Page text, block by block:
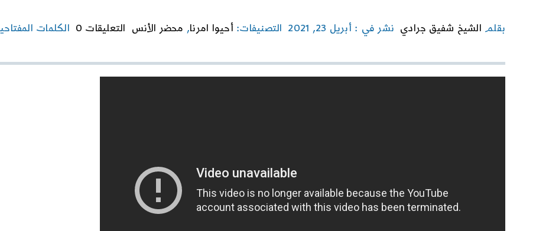
بقلم الشيخ شفيق جرادي نشر في : أبريل 23, 2021 التصنيفات:أحيوا امرنا, محضر الأنس التعليقات 0
on
|
الكلمات